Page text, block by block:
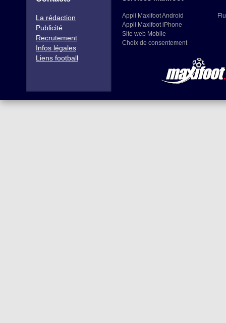
La rédaction
Publicité
Recrutement
Infos légales
Liens football
Appli Maxifoot Android
Appli Maxifoot iPhone
Site web Mobile
Choix de consentement